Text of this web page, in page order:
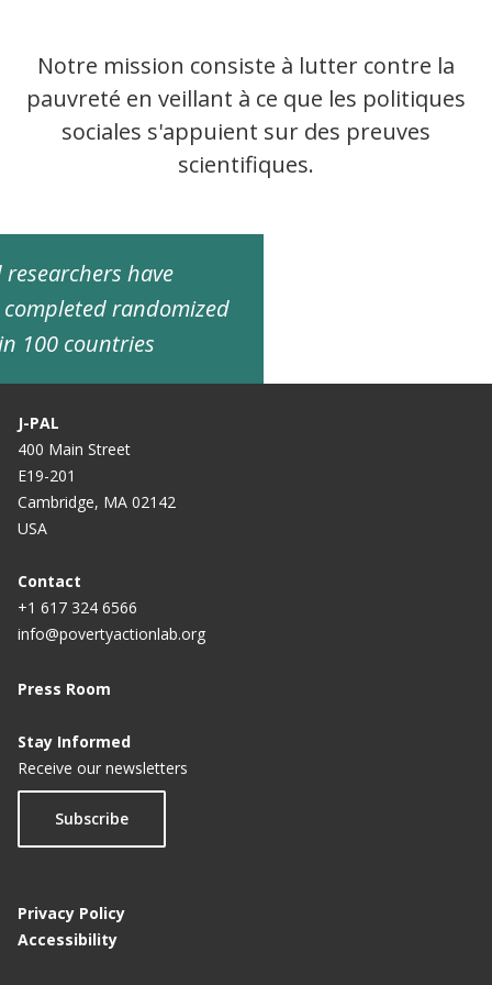
Notre mission consiste à lutter contre la
pauvreté en veillant à ce que les politiques
sociales s'appuient sur des preuves
scientifiques.
researchers have
randomized
100 countries
J-PAL
400 Main Street
E19-201
Cambridge, MA 02142
USA
Contact
+1 617 324 6566
info@povertyactionlab.org
Press Room
Stay Informed
Receive our newsletters
Subscribe
Privacy Policy
Accessibility